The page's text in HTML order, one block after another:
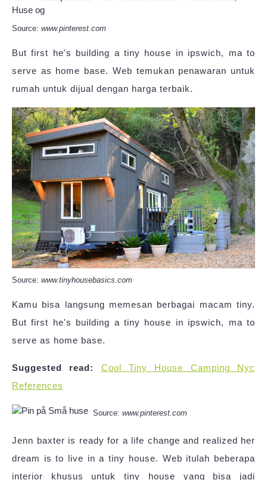
Source: www.pinterest.com
But first he's building a tiny house in ipswich, ma to
serve as home base. Web temukan penawaran untuk
rumah untuk dijual dengan harga terbaik.
Source: www.tinyhousebasics.com
Kamu bisa langsung memesan berbagai macam tiny.
But first he's building a tiny house in ipswich, ma to
serve as home base.
Suggested read:
Cool Tiny House Camping Nyc
References
Source: www.pinterest.com
Jenn baxter is ready for a life change and realized her
dream is to live in a tiny house. Web itulah beberapa
interior khusus untuk tiny house yang bisa jadi